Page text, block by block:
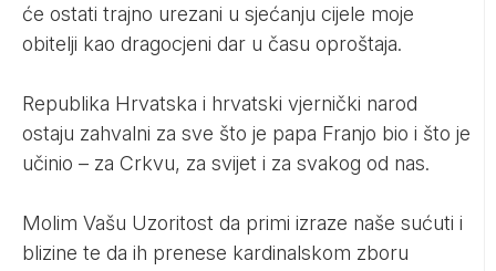
će ostati trajno urezani u sjećanju cijele moje
obitelji kao dragocjeni dar u času oproštaja.
Republika Hrvatska i hrvatski vjernički narod
ostaju zahvalni za sve što je papa Franjo bio i što je
učinio – za Crkvu, za svijet i za svakog od nas.
Molim Vašu Uzoritost da primi izraze naše sućuti i
blizine te da ih prenese kardinalskom zboru